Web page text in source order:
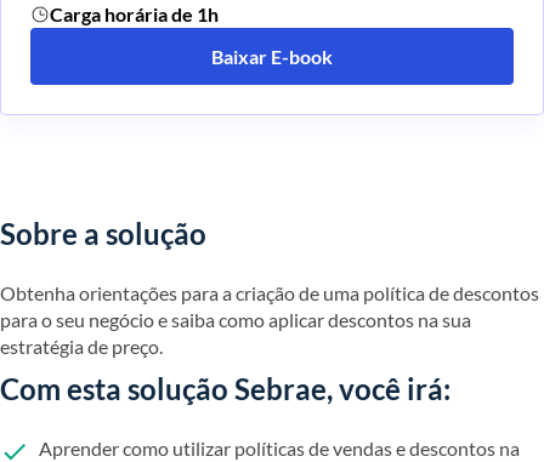
Sobre a solução
Obtenha orientações para a criação de uma política de descontos
para o seu negócio e saiba como aplicar descontos na sua
estratégia de preço.
Com esta solução Sebrae, você irá:
Aprender como utilizar políticas de vendas e descontos na
Carga horária de 1h
Baixar E-book